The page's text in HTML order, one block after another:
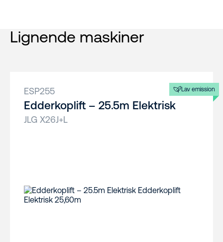
Lignende maskiner
Lav emission
ESP255
Edderkoplift – 25.5m Elektrisk
JLG X26J+L